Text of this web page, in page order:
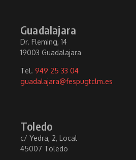
Guadalajara
Dr. Fleming, 14
19003 Guadalajara
Tel. 949 25 33 04
guadalajara@fespugtclm.es
Toledo
c/ Yedra, 2, Local
45007 Toledo